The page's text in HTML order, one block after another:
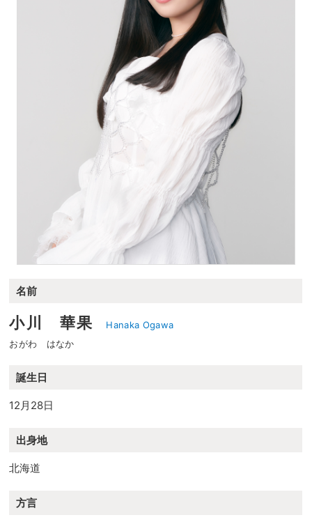
名前
小川 華果
Hanaka Ogawa
おがわ はなか
誕生日
12月28日
出身地
北海道
方言